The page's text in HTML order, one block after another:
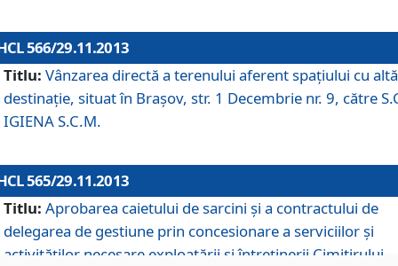
566/29.11.2013
Titlu: Vânzarea directă a terenului aferent spaţiului cu altă
destinaţie, situat în Braşov, str. 1 Decembrie nr. 9, către
IGIENA S.C.M.
565/29.11.2013
Titlu: Aprobarea caietului de sarcini şi a contractului de
delegarea de gestiune prin concesionare a serviciilor şi
activităţilor necesare exploatării şi întreţinerii Cimitirului